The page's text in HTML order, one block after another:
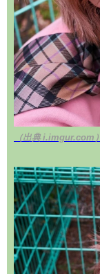
（出典 i.imgur.com）